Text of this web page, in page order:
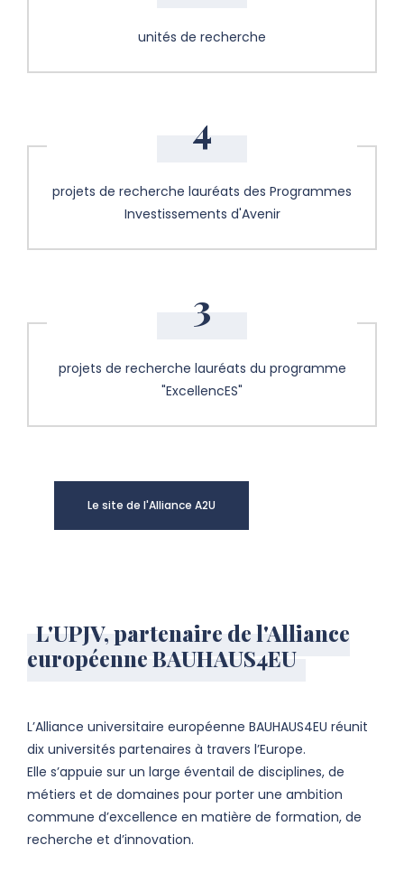
unités de recherche
4
projets de recherche lauréats des Programmes
Investissements d'Avenir
3
projets de recherche lauréats du programme
"ExcellencES"
Le site de l'Alliance A2U
L'UPJV, partenaire de l'Alliance
européenne BAUHAUS4EU
L’Alliance universitaire européenne BAUHAUS4EU réunit
dix universités partenaires à travers l’Europe.
Elle s’appuie sur un large éventail de disciplines, de
métiers et de domaines pour porter une ambition
commune d’excellence en matière de formation, de
recherche et d’innovation.